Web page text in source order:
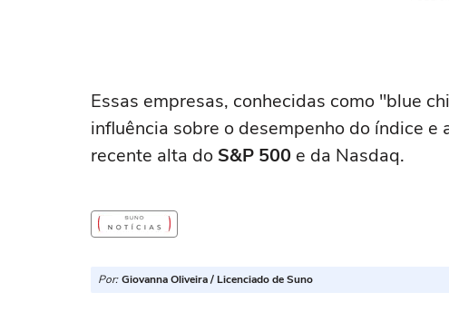
Essas empresas, conhecidas como "blue
influência sobre o desempenho do índice
recente alta do S&P 500 e da Nasdaq.
Por: Giovanna Oliveira / Licenciado de Suno